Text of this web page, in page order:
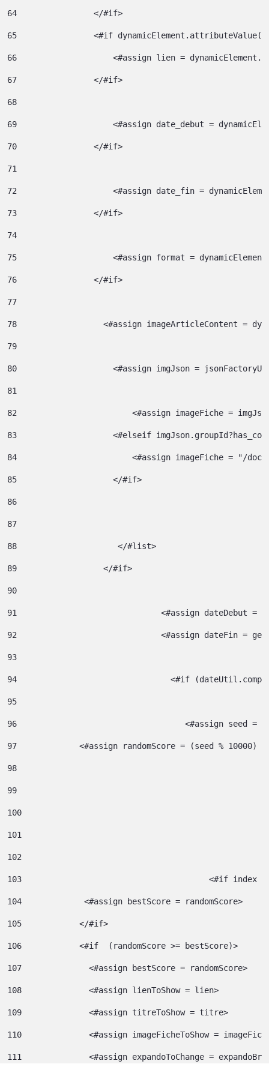
64
                </#if>
65
<#if
66
<#assign lien =
67
                </#if>
68
69
<#assign date_debut =
70
                </#if>
71
72
<#assign date_fin =
73
                </#if>
74
75
<#assign format =
76
                </#if>
77
78
<#assign imageArticleContent =
79
80
<#assign imgJson =
81
82
<#assign imageFiche =
83
<#elseif
84
<#assign
85
                    </#if>
86
87
88
		       </#list>
89
		    </#if>
90
91
<#assign dateDebut
92
<#assign dateFin =
93
94
95
96
<#assign seed
97
<#assign randomScore = (seed % 10000)
98
99
100
101
102
103
<#if index
104
             <#assign bestScore = randomScore>
105
            </#if>
106
            <#if  (randomScore >= bestScore)>
107
              <#assign bestScore = randomScore>
108
              <#assign lienToShow = lien>
109
              <#assign titreToShow = titre>
110
<#assign imageFicheToShow =
111
<#assign expandoToChange =